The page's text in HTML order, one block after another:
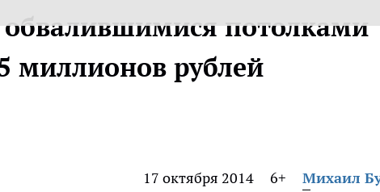
обвалившимися потолками
миллионов рублей
17 октября 2014 6+ Михаил